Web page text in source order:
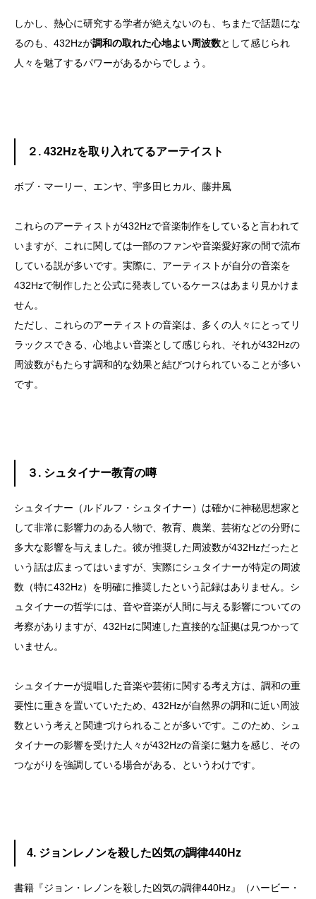
しかし、熱心に研究する学者が絶えないのも、ちまたで話題にな
るのも、432Hzが調和の取れた心地よい周波数として感じられ
人々を魅了するパワーがあるからでしょう。
２. 432Hzを取り入れてるアーテイスト
ボブ・マーリー、エンヤ、宇多田ヒカル、藤井風
これらのアーティストが432Hzで音楽制作をしていると言われて
いますが、これに関しては一部のファンや音楽愛好家の間で流布
している説が多いです。実際に、アーティストが自分の音楽を
432Hzで制作したと公式に発表しているケースはあまり見かけま
せん。
ただし、これらのアーティストの音楽は、多くの人々にとってリ
ラックスできる、心地よい音楽として感じられ、それが432Hzの
周波数がもたらす調和的な効果と結びつけられていることが多い
です。
３. シュタイナー教育の噂
シュタイナー（ルドルフ・シュタイナー）は確かに神秘思想家と
して非常に影響力のある人物で、教育、農業、芸術などの分野に
多大な影響を与えました。彼が推奨した周波数が432Hzだったと
いう話は広まってはいますが、実際にシュタイナーが特定の周波
数（特に432Hz）を明確に推奨したという記録はありません。シ
ュタイナーの哲学には、音や音楽が人間に与える影響についての
考察がありますが、432Hzに関連した直接的な証拠は見つかって
いません。
シュタイナーが提唱した音楽や芸術に関する考え方は、調和の重
要性に重きを置いていたため、432Hzが自然界の調和に近い周波
数という考えと関連づけられることが多いです。このため、シュ
タイナーの影響を受けた人々が432Hzの音楽に魅力を感じ、その
つながりを強調している場合がある、というわけです。
4. ジョンレノンを殺した凶気の調律440Hz
書籍『ジョン・レノンを殺した凶気の調律440Hz』（ハービー・